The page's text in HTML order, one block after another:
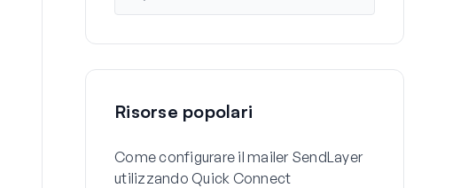
Risorse popolari
Come configurare il mailer SendLayer
utilizzando Quick Connect